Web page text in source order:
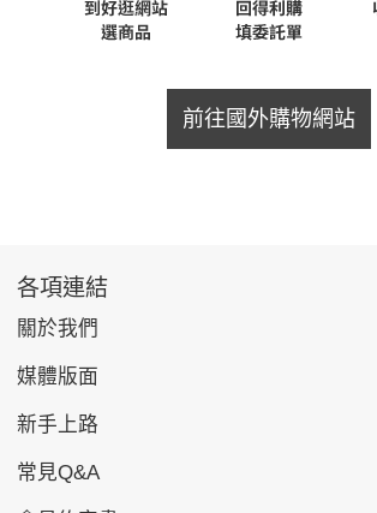
前往國外購物網站
各項連結
關於我們
媒體版面
新手上路
常見Q&A